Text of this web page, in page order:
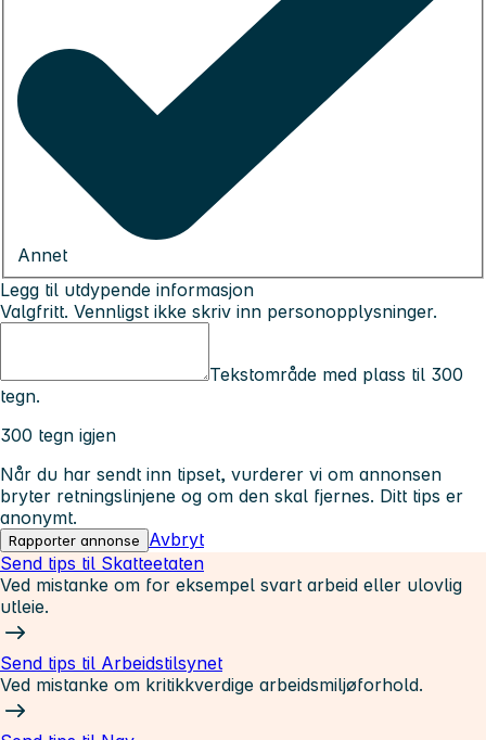
Annet
Legg til utdypende informasjon
Valgfritt. Vennligst ikke skriv inn personopplysninger.
Tekstområde med plass til 300
tegn.
300 tegn igjen
Når du har sendt inn tipset, vurderer vi om annonsen
bryter retningslinjene og om den skal fjernes. Ditt tips er
anonymt.
Rapporter annonse
Avbryt
Send tips til Skatteetaten
Ved mistanke om for eksempel svart arbeid eller ulovlig
utleie.
Send tips til Arbeidstilsynet
Ved mistanke om kritikkverdige arbeidsmiljøforhold.